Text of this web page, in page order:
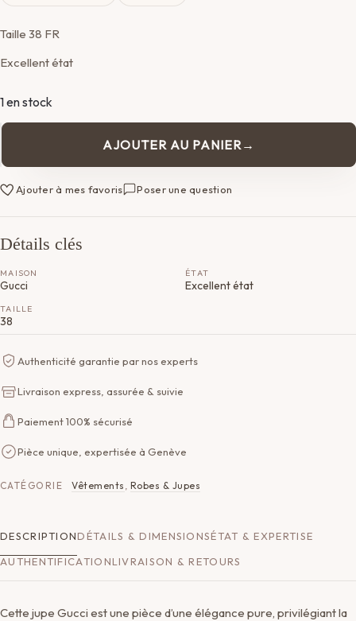
Taille 38 FR
Excellent état
1 en stock
de
Jupe
Gucci
AJOUTER AU PANIER
Ajouter à mes favoris Poser une question
Détails clés
MAISON
Gucci
ÉTAT
Excellent état
TAILLE
38
Authenticité garantie par nos experts
Livraison express, assurée & suivie
Paiement 100% sécurisé
Pièce unique, expertisée à Genève
CATÉGORIE Vêtements , Robes & Jupes
DESCRIPTIONDÉTAILS & DIMENSIONSÉTAT & EXPERTISE
AUTHENTIFICATIONLIVRAISON & RETOURS
Cette jupe Gucci est une pièce d’une élégance pure, privilégiant la